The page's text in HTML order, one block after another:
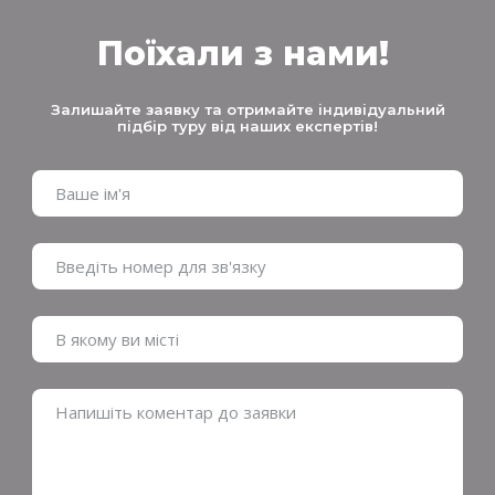
Поїхали з нами!
Залишайте заявку та отримайте індивідуальний
підбір туру від наших експертів!